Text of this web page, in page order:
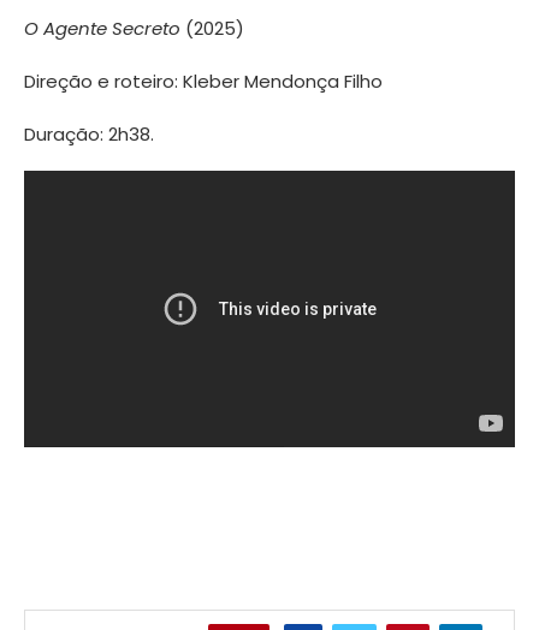
O Agente Secreto (2025)
Direção e roteiro: Kleber Mendonça Filho
Duração: 2h38.